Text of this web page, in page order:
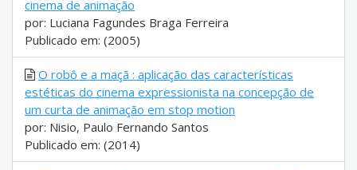
cinema de animação
por: Luciana Fagundes Braga Ferreira
Publicado em: (2005)
O robô e a maçã : aplicação das características
estéticas do cinema expressionista na concepção de
um curta de animação em stop motion
por: Nisio, Paulo Fernando Santos
Publicado em: (2014)